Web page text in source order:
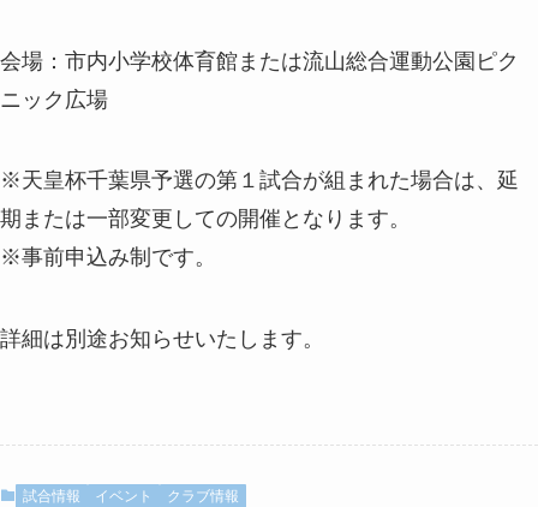
会場：市内小学校体育館または流山総合運動公園ピク
ニック広場
※天皇杯千葉県予選の第１試合が組まれた場合は、延
期または一部変更しての開催となります。
※事前申込み制です。
詳細は別途お知らせいたします。
試合情報 イベント クラブ情報